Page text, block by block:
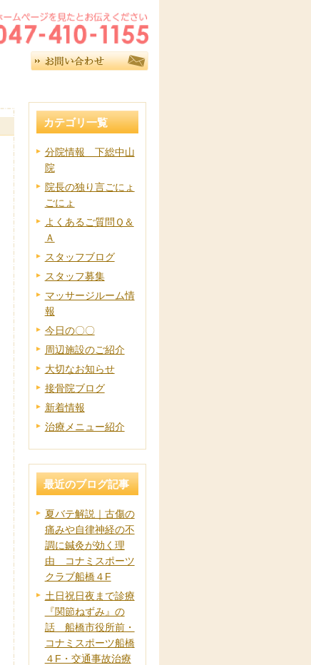
カテゴリ一覧
分院情報 下総中山
院
院長の独り言ごにょ
ごにょ
よくあるご質問Ｑ＆
Ａ
スタッフブログ
スタッフ募集
マッサージルーム情
報
今日の〇〇
周辺施設のご紹介
大切なお知らせ
接骨院ブログ
新着情報
治療メニュー紹介
最近のブログ記事
夏バテ解説｜古傷の
痛みや自律神経の不
調に鍼灸が効く理
由 コナミスポーツ
クラブ船橋４F
土日祝日夜まで診療
『関節ねずみ』の
話 船橋市役所前・
コナミスポーツ船橋
４F・交通事故治療